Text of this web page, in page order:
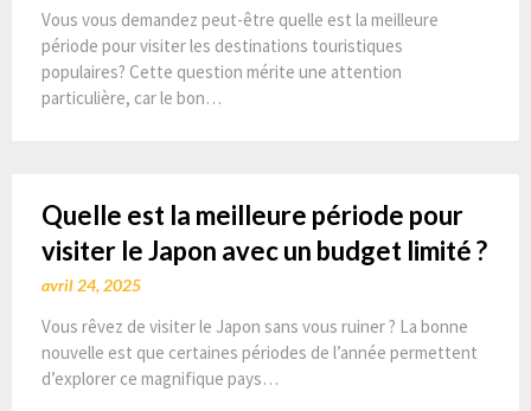
Vous vous demandez peut-être quelle est la meilleure
période pour visiter les destinations touristiques
populaires? Cette question mérite une attention
particulière, car le bon…
Quelle est la meilleure période pour
visiter le Japon avec un budget limité ?
avril 24, 2025
Vous rêvez de visiter le Japon sans vous ruiner ? La bonne
nouvelle est que certaines périodes de l’année permettent
d’explorer ce magnifique pays…